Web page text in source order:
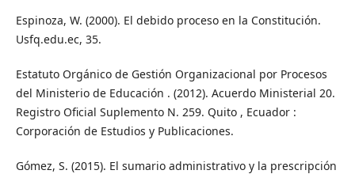
Espinoza, W. (2000). El debido proceso en la Constitución.
Usfq.edu.ec, 35.
Estatuto Orgánico de Gestión Organizacional por Procesos
del Ministerio de Educación . (2012). Acuerdo Ministerial 20.
Registro Oficial Suplemento N. 259. Quito , Ecuador :
Corporación de Estudios y Publicaciones.
Gómez, S. (2015). El sumario administrativo y la prescripción